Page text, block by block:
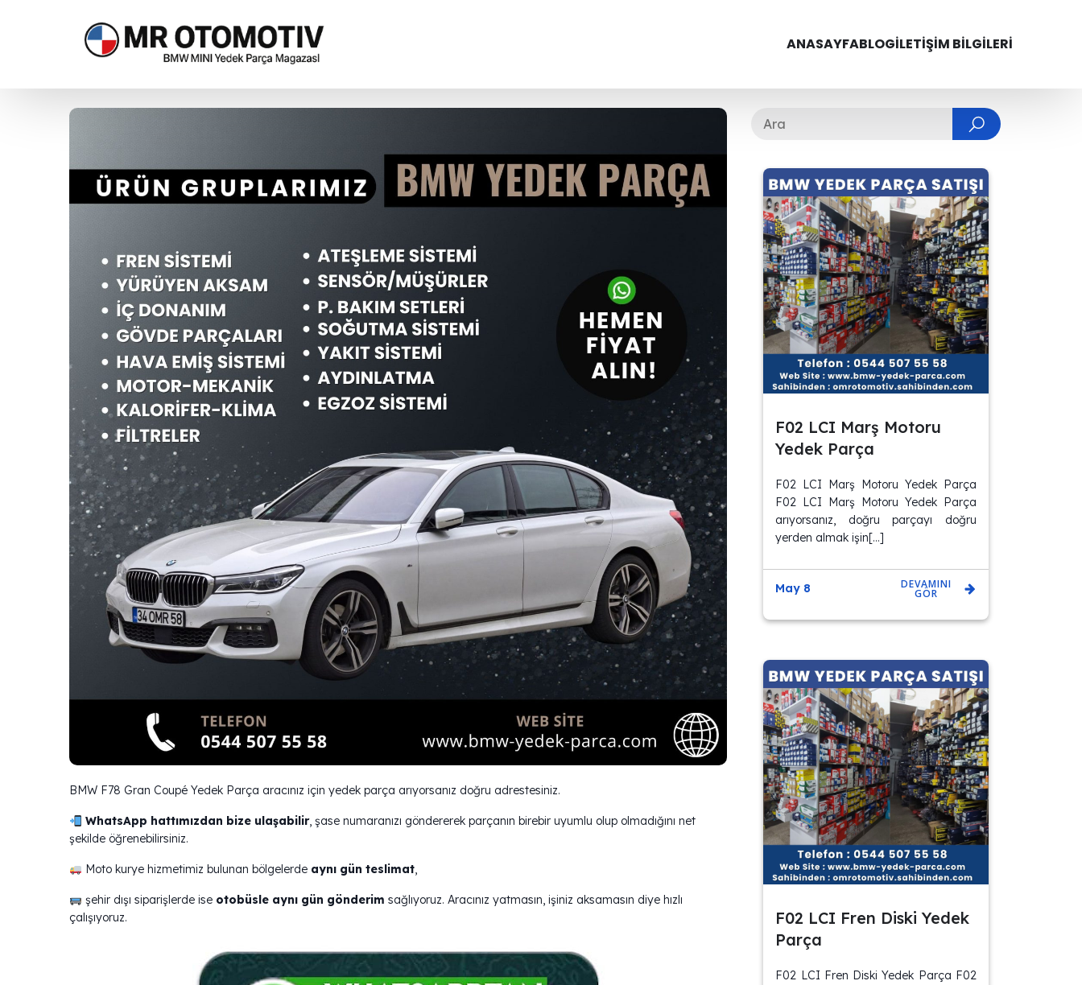
ANASAYFABLOGİLETIŞIM BILGILERI
BMW F78 Gran Coupé Yedek Parça aracınız için yedek parça arıyorsanız doğru adrestesiniz.
WhatsApp hattımızdan bize ulaşabilir, şase numaranızı göndererek parçanın birebir uyumlu olup olmadığını net
şekilde öğrenebilirsiniz.
Moto kurye hizmetimiz bulunan bölgelerde aynı gün teslimat,
şehir dışı siparişlerde ise otobüsle aynı gün gönderim sağlıyoruz. Aracınız yatmasın, işiniz aksamasın diye hızlı
çalışıyoruz.
F02 LCI Marş Motoru
Yedek Parça
F02 LCI Marş Motoru Yedek Parça
F02 LCI Marş Motoru Yedek Parça
arıyorsanız, doğru parçayı doğru
yerden almak işin[…]
May 8 DEVAMINI
GÖR
F02 LCI Fren Diski Yedek
Parça
F02 LCI Fren Diski Yedek Parça F02